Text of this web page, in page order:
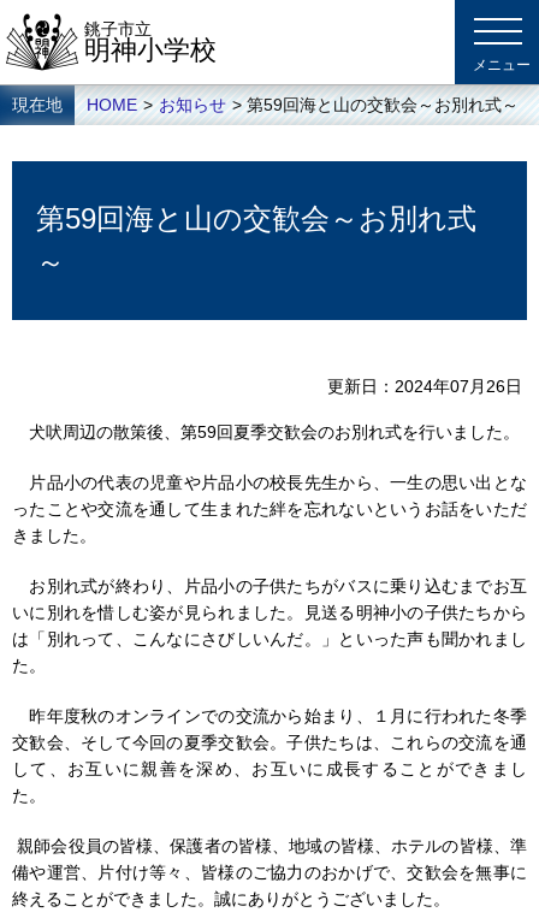
銚子市立
明神小学校
現在地 HOME > お知らせ > 第59回海と山の交歓会～お別れ式～
第59回海と山の交歓会～お別れ式
～
更新日 2024年07月26日
犬吠周辺の散策後、第59回夏季交歓会のお別れ式を行いました。
片品小の代表の児童や片品小の校長先生から、一生の思い出とな
ったことや交流を通して生まれた絆を忘れないというお話をいただ
きました。
お別れ式が終わり、片品小の子供たちがバスに乗り込むまでお互
いに別れを惜しむ姿が見られました。見送る明神小の子供たちから
は「別れって、こんなにさびしいんだ。」といった声も聞かれまし
た。
昨年度秋のオンラインでの交流から始まり、１月に行われた冬季
交歓会、そして今回の夏季交歓会。子供たちは、これらの交流を通
して、お互いに親善を深め、お互いに成長することができまし
た。
親師会役員の皆様、保護者の皆様、地域の皆様、ホテルの皆様、準
備や運営、片付け等々、皆様のご協力のおかげで、交歓会を無事に
終えることができました。誠にありがとうございました。